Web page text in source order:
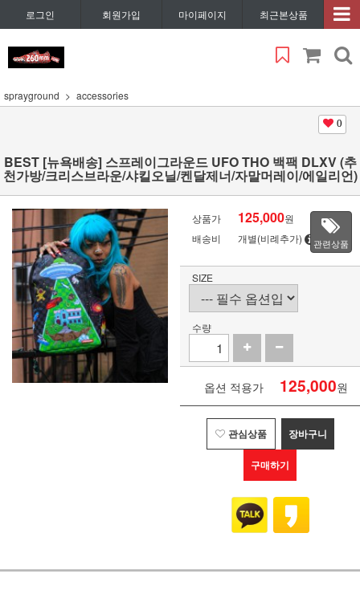
로그인 회원가입 마이페이지 최근본상품
sprayground accessories
0
BEST [뉴욕배송] 스프레이그라운드 UFO THO 백팩 DLXV (추
천가방/크리스브라운/샤킬오닐/켄달제너/자말머레이/에일리언)
상품가 125,000원
배송비
개별(비례추가) 관련상품
SIZE
수량
옵션 적용가 125,000원
관심상품 장바구니
구매하기